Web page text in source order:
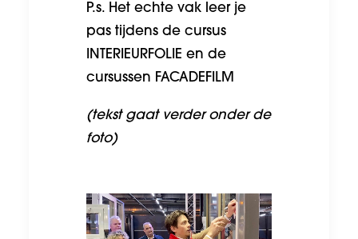
P.s. Het echte vak leer je
pas tijdens de cursus
INTERIEURFOLIE en de
cursussen FACADEFILM
(tekst gaat verder onder de
foto)